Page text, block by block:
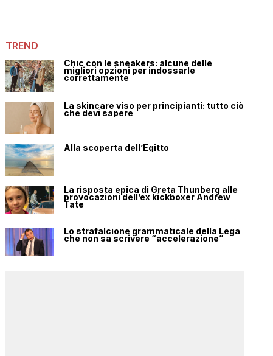
TREND
Chic con le sneakers: alcune delle
migliori opzioni per indossarle
correttamente
La skincare viso per principianti: tutto ciò
che devi sapere
Alla scoperta dell’Egitto
La risposta epica di Greta Thunberg alle
provocazioni dell’ex kickboxer Andrew
Tate
Lo strafalcione grammaticale della Lega
che non sa scrivere “accelerazione”